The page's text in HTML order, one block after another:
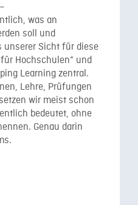
was an
soll und
unserer Sicht für diese
Hochschulen“ und
Learning zentral.
Lehre, Prüfungen
wir meist schon
bedeutet, ohne
Genau darin